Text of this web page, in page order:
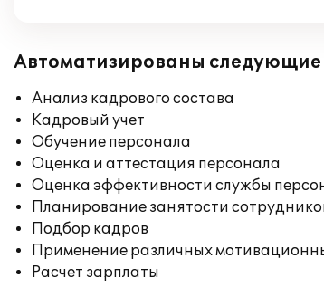
Автоматизированы
Анализ кадрового состава
Кадровый учет
Обучение персонала
Оценка и аттестация персонала
Оценка эффективности службы
Планирование занятости
Подбор кадров
Применение различных
Расчет зарплаты